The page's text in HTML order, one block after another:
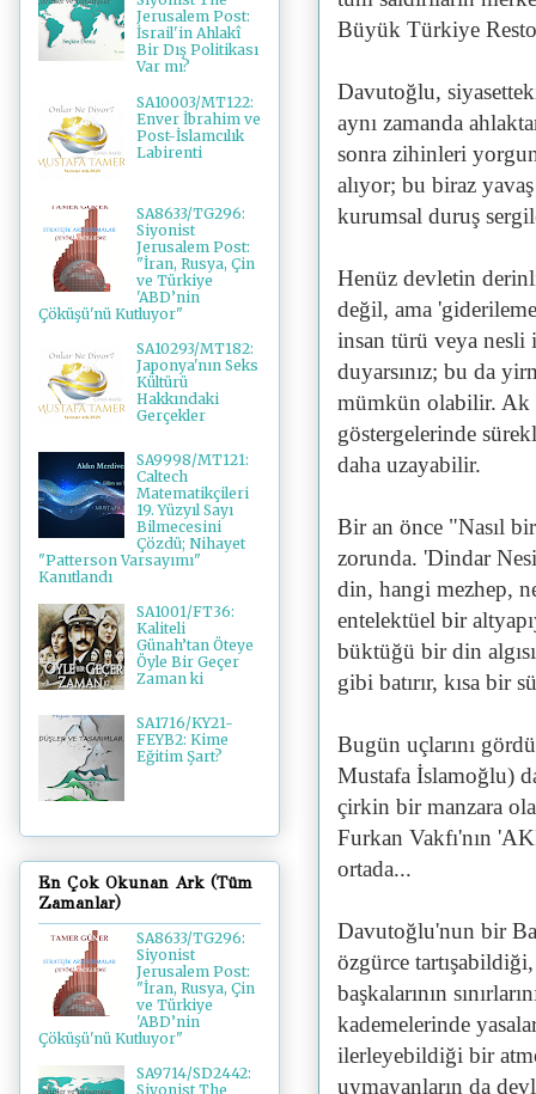
Büyük Türkiye
Davutoğlu,
aynı zamanda
sonra zihinleri
alıyor; bu biraz
kurumsal duruş
Henüz devletin
değil, ama
insan türü veya nesli
duyarsınız; bu da
mümkün olabilir. Ak
göstergelerinde
daha uzayabilir.
Bir an önce "Nasıl
zorunda. 'Dindar
din, hangi mezhep,
entelektüel bir
büktüğü bir din
gibi batırır, kısa bir
Bugün uçlarını
Mustafa İslamoğlu)
çirkin bir manzara
Furkan Vakfı'nın
ortada...
Davutoğlu'nun bir
özgürce
başkalarının
kademelerinde
ilerleyebildiği bir
uymayanların da
Jerusalem Post:
İsrail'in Ahlakî
Bir Dış Politikası
Var mı?
SA10003/MT122:
Enver İbrahim ve
Post-İslamcılık
Labirenti
SA8633/TG296:
Siyonist
Jerusalem Post:
"İran, Rusya, Çin
ve Türkiye
'ABD’nin
Çöküşü'nü Kutluyor"
SA10293/MT182:
Japonya'nın Seks
Kültürü
Hakkındaki
Gerçekler
SA9998/MT121:
Caltech
Matematikçileri
19. Yüzyıl Sayı
Bilmecesini
Çözdü; Nihayet
"Patterson Varsayımı"
Kanıtlandı
SA1001/FT36:
Kaliteli
Günah’tan Öteye
Öyle Bir Geçer
Zaman ki
SA1716/KY21-
FEYB2: Kime
Eğitim Şart?
En Çok Okunan Ark (Tüm
Zamanlar)
SA8633/TG296:
Siyonist
Jerusalem Post:
"İran, Rusya, Çin
ve Türkiye
'ABD’nin
Çöküşü'nü Kutluyor"
SA9714/SD2442:
Siyonist The